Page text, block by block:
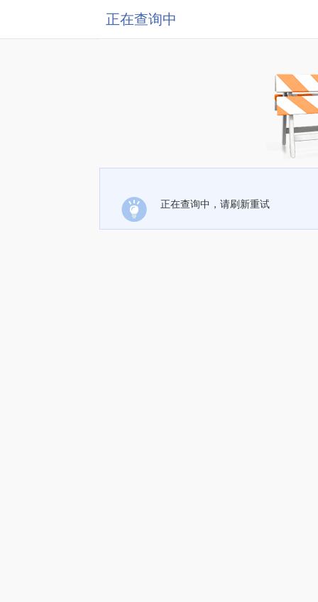
正在查询中
正在查询中，请刷新重试